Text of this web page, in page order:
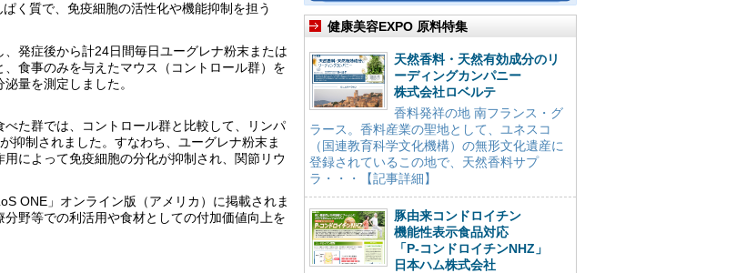
く質で、免疫細胞の活性化や機能抑制を担う
発症後から計24日間毎日ユーグレナ粉末または
食事のみを与えたマウス（コントロール群）を
量を測定しました。
た群では、コントロール群と比較して、リンパ
抑制されました。すなわち、ユーグレナ粉末ま
によって免疫細胞の分化が抑制され、関節リウ
ONE」オンライン版（アメリカ）に掲載されま
野等での利活用や食材としての付加価値向上を
健康美容EXPO 原料特集
天然香料・天然有効成分のリ
ーディングカンパニー
株式会社ロベルテ
香料発祥の地 南フランス・グ
ラース。香料産業の聖地として、ユネスコ
（国連教育科学文化機構）の無形文化遺産に
登録されているこの地で、天然香料サプ
ラ・・・【記事詳細】
豚由来コンドロイチン
機能性表示食品対応
「P-コンドロイチンNHZ」
日本ハム株式会社